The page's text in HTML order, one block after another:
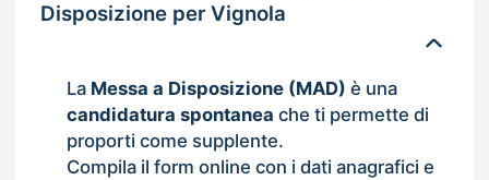
Disposizione per Vignola
La Messa a Disposizione (MAD) è una
candidatura spontanea che ti permette di
proporti come supplente.
Compila il form online con i dati anagrafici e